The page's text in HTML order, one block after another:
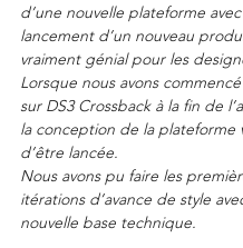
d’une nouvelle plateforme
lancement d’un nouveau
vraiment génial pour les
Lorsque nous avons
sur DS3 Crossback à la fin de
la conception de la plateforme
d’être lancée.
Nous avons pu faire les
itérations d’avance de style
nouvelle base technique.